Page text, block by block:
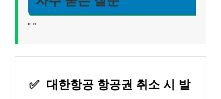
" "
✅ 대한항공 항공권 취소 시 발